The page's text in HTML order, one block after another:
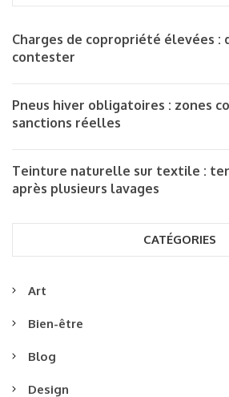
Charges de copropriété élevées :
contester
Pneus hiver obligatoires : zones
sanctions réelles
Teinture naturelle sur textile :
après plusieurs lavages
CATÉGORIES
Art
Bien-être
Blog
Design